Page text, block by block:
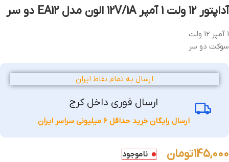
آداپتور 12 ولت 1 آمپر 12V/1A الون مدل EA12 دو سر
1 آمپر 12 ولت
سوکت دو سر
ارسال به تمام نقاط ایران
ارسال فوری داخل کرج
ارسال رایگان خرید حداقل 6 میلیونی سراسر ایران
145,000تومان ناموجود